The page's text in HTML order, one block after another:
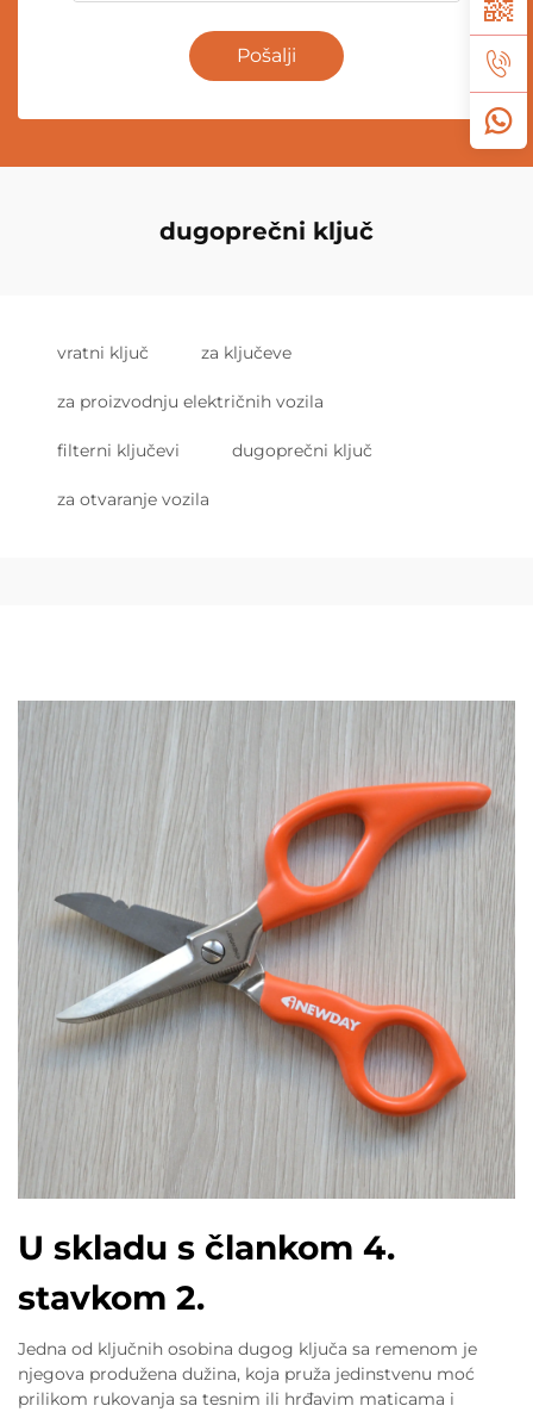
Pošalji
dugoprečni ključ
vratni ključ za ključeve
za proizvodnju električnih vozila
filterni ključevi dugoprečni ključ
za otvaranje vozila
U skladu s člankom 4.
stavkom 2.
Jedna od ključnih osobina dugog ključa sa remenom je
njegova produžena dužina, koja pruža jedinstvenu moć
prilikom rukovanja sa tesnim ili hrđavim maticama i